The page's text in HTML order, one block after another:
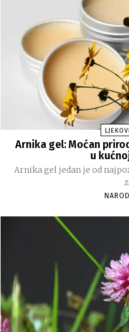
Arnika gel: Moćan
u
Arnika gel jedan je od